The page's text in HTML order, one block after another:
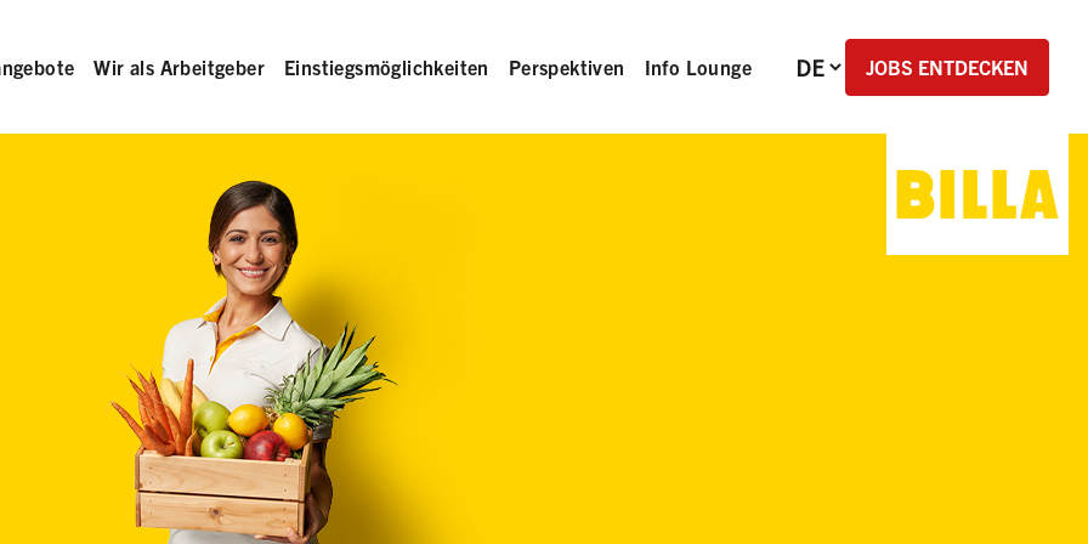
Wir als Arbeitgeber Einstiegsmöglichkeiten Perspektiven Info Lounge JOBS ENTDECKEN